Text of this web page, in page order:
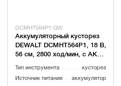
DCMHT564P1-QW
Аккумуляторный кусторез
DEWALT DCMHT564P1, 18 В,
56 см, 2800 ход/мин, с АКБ
Тип инструмента кусторез
Источник питания аккумулятор